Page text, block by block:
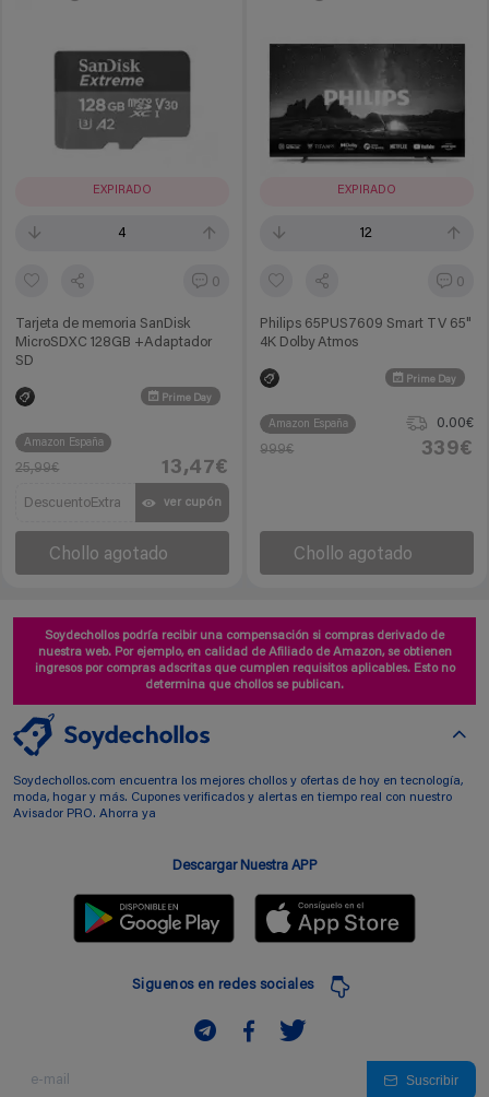
EXPIRADO
4
0
Tarjeta de memoria SanDisk
MicroSDXC 128GB +Adaptador
SD
Prime Day
Amazon España
25,99€ 13,47€
DescuentoExtra ver cupón
Chollo agotado
EXPIRADO
12
0
Philips 65PUS7609 Smart TV 65"
4K Dolby Atmos
Prime Day
Amazon España
0.00€
999€
339€
Chollo agotado
Soydechollos podría recibir una compensación si compras derivado de
nuestra web. Por ejemplo, en calidad de Afiliado de Amazon, se obtienen
ingresos por compras adscritas que cumplen requisitos aplicables. Esto no
determina que chollos se publican.
Soydechollos.com encuentra los mejores chollos y ofertas de hoy en tecnología,
moda, hogar y más. Cupones verificados y alertas en tiempo real con nuestro
Avisador PRO. Ahorra ya
Descargar Nuestra APP
Siguenos en redes sociales
Suscribir